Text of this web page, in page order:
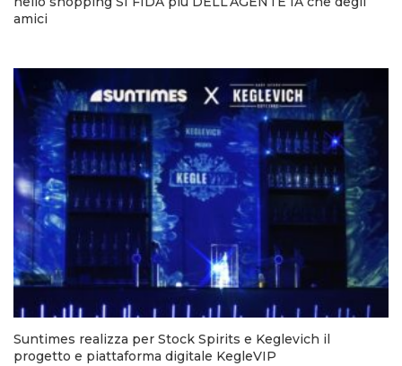
amici
Suntimes realizza per Stock Spirits e Keglevich il
progetto e piattaforma digitale KegleVIP